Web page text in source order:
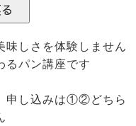
味しさを体験しません
るパン講座です
申し込みは①②どちら